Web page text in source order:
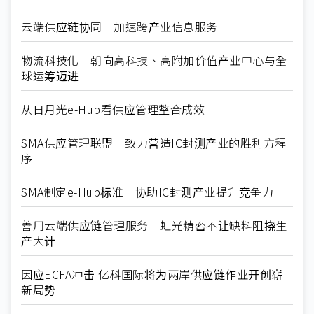
云端供应链协同 加速跨产业信息服务
物流科技化 朝向高科技、高附加价值产业中心与全
球运筹迈进
从日月光e-Hub看供应管理整合成效
SMA供应管理联盟 致力营造IC封测产业的胜利方程
序
SMA制定e-Hub标准 协助IC封测产业提升竞争力
善用云端供应链管理服务 虹光精密不让缺料阻挠生
产大计
因应ECFA冲击 亿科国际将为两岸供应链作业开创崭
新局势